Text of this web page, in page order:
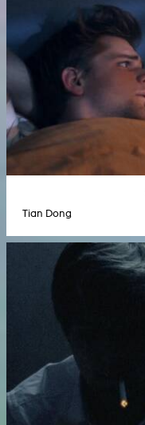
Tian Dong